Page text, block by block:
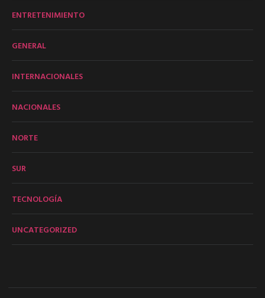
ENTRETENIMIENTO
GENERAL
INTERNACIONALES
NACIONALES
NORTE
SUR
TECNOLOGÍA
UNCATEGORIZED